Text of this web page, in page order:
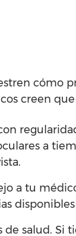
cómo
creen
a
a tu
salud. Si